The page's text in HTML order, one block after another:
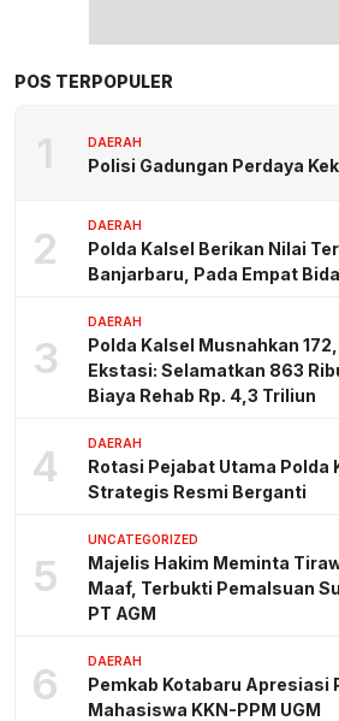
POS TERPOPULER
1 DAERAH
Polisi Gadungan Perdaya
2 DAERAH
Polda Kalsel Berikan Nilai
Banjarbaru, Pada Empat
3
DAERAH
Polda Kalsel Musnahkan
Ekstasi: Selamatkan 863
Biaya Rehab Rp. 4,3 Triliun
4 DAERAH
Rotasi Pejabat Utama Polda
Strategis Resmi Berganti
5
UNCATEGORIZED
Majelis Hakim Meminta
Maaf, Terbukti Pemalsuan
PT AGM
6 DAERAH
Pemkab Kotabaru Apresiasi
Mahasiswa KKN-PPM UGM